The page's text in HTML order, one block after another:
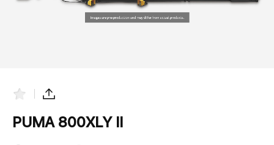
찾
기
공
하
기
PUMA 800XLY II